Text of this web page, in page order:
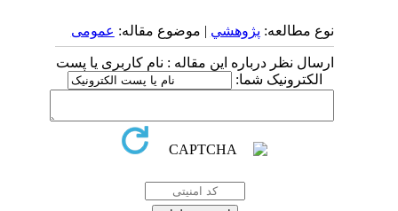
نوع مطالعه:پژوهشي| موضوع مقاله:عمومى
ارسال نظر درباره این مقاله : نام کاربری یا پست
الکترونیک شما: